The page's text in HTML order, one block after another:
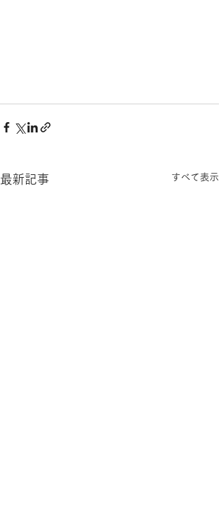
最新記事 すべて表示